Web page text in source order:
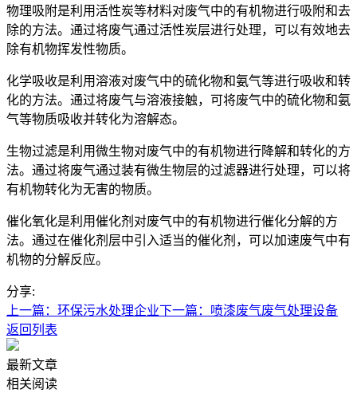
物理吸附是利用活性炭等材料对废气中的有机物进行吸附和去
除的方法。通过将废气通过活性炭层进行处理，可以有效地去
除有机物挥发性物质。
化学吸收是利用溶液对废气中的硫化物和氨气等进行吸收和转
化的方法。通过将废气与溶液接触，可将废气中的硫化物和氨
气等物质吸收并转化为溶解态。
生物过滤是利用微生物对废气中的有机物进行降解和转化的方
法。通过将废气通过装有微生物层的过滤器进行处理，可以将
有机物转化为无害的物质。
催化氧化是利用催化剂对废气中的有机物进行催化分解的方
法。通过在催化剂层中引入适当的催化剂，可以加速废气中有
机物的分解反应。
分享:
上一篇：环保污水处理企业下一篇：喷漆废气废气处理设备
返回列表
最新文章
相关阅读